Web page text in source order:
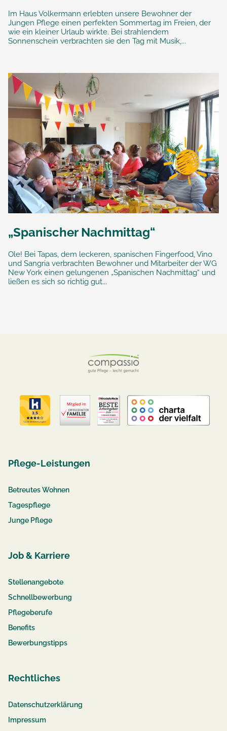
Im Haus Volkermann erlebten unsere Bewohner der
Jungen Pflege einen perfekten Sommertag im Freien, der
wie ein kleiner Urlaub wirkte. Bei strahlendem
Sonnenschein verbrachten sie den Tag mit Musik,...
„Spanischer Nachmittag“
Ole! Bei Tapas, dem leckeren, spanischen Fingerfood, Vino
und Sangria verbrachten Bewohner und Mitarbeiter der WG
New York einen gelungenen „Spanischen Nachmittag“ und
ließen es sich so richtig gut...
Pflege-Leistungen
Betreutes Wohnen
Tagespflege
Junge Pflege
Job & Karriere
Stellenangebote
Schnellbewerbung
Pflegeberufe
Benefits
Bewerbungstipps
Rechtliches
Datenschutzerklärung
Impressum